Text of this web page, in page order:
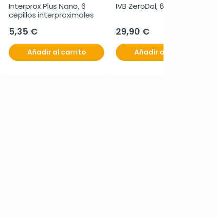
Interprox Plus Nano, 6
cepillos interproximales
5,35 €
Añadir al carrito
IVB ZeroDol, 60 capsulas
29,90 €
Añadir al carrito